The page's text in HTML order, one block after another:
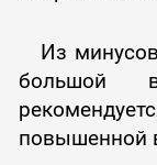
Из минусов
большой
повышенной